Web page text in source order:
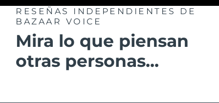
RESEÑAS INDEPENDIENTES
DE
BAZAAR VOICE
Mira lo que piensan
otras personas...